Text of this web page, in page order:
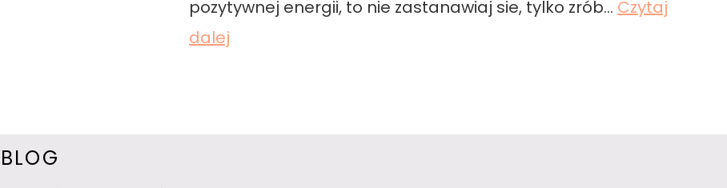
pozytywnej energii, to nie zastanawiaj sie, tylko zrób… Czytaj
dalejB